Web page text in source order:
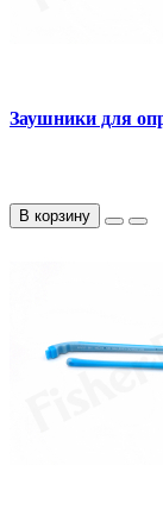
Заушники для
В корзину